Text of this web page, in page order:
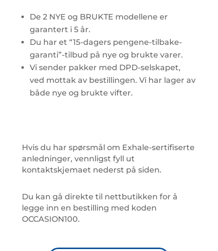
De 2 NYE og BRUKTE modellene er
garantert i 5 år.
Du har et “15-dagers pengene-tilbake-
garanti”-tilbud på nye og brukte varer.
Vi sender pakker med DPD-selskapet,
ved mottak av bestillingen. Vi har lager av
både nye og brukte vifter.
Hvis du har spørsmål om Exhale-sertifiserte
anledninger, vennligst fyll ut
kontaktskjemaet nederst på siden.
Du kan gå direkte til nettbutikken for å
legge inn en bestilling med koden
OCCASION100.